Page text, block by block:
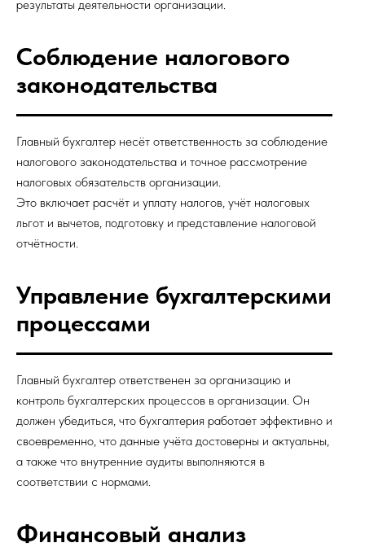
результаты деятельности организации.
Соблюдение налогового
законодательства
Главный бухгалтер несёт ответственность за соблюдение
налогового законодательства и точное рассмотрение
налоговых обязательств организации.
Это включает расчёт и уплату налогов, учёт налоговых
льгот и вычетов, подготовку и представление налоговой
отчётности.
Управление бухгалтерскими
процессами
Главный бухгалтер ответственен за организацию и
контроль бухгалтерских процессов в организации. Он
должен убедиться, что бухгалтерия работает эффективно и
своевременно, что данные учёта достоверны и актуальны,
а также что внутренние аудиты выполняются в
соответствии с нормами.
Финансовый анализ